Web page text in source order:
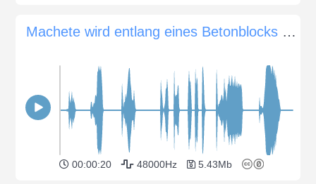
Machete wird entlang eines Betonblocks geschabt de
00:00:20 48000Hz 5.43Mb